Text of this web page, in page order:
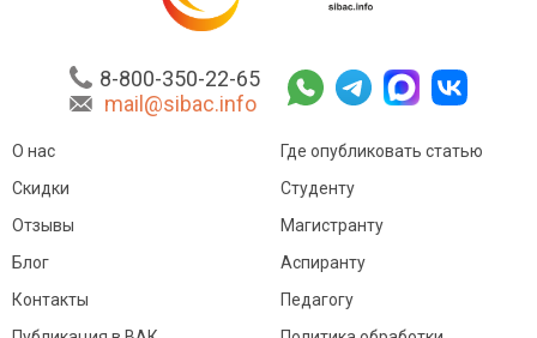
8-800-350-22-65
mail@sibac.info
О нас
Скидки
Отзывы
Блог
Контакты
Где опубликовать статью
Студенту
Магистранту
Аспиранту
Педагогу